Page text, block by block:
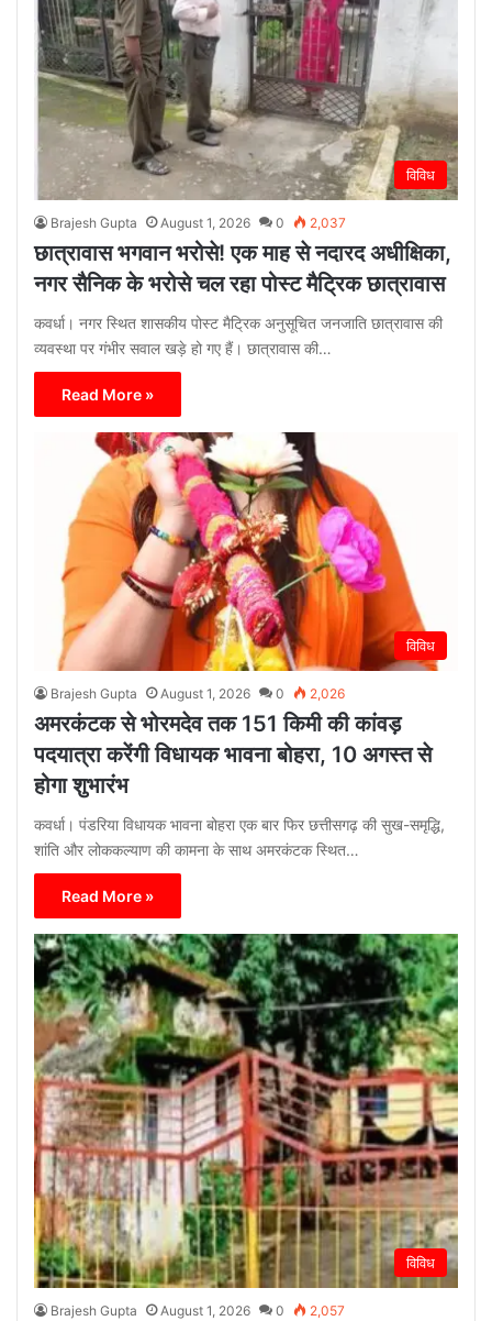
विविध
Brajesh Gupta August 1, 2026 0 2,037
छात्रावास भगवान भरोसे! एक माह से नदारद अधीक्षिका,
नगर सैनिक के भरोसे चल रहा पोस्ट मैट्रिक छात्रावास
कवर्धा। नगर स्थित शासकीय पोस्ट मैट्रिक अनुसूचित जनजाति छात्रावास की
व्यवस्था पर गंभीर सवाल खड़े हो गए हैं। छात्रावास की…
Read More »
विविध
Brajesh Gupta August 1, 2026 0 2,026
अमरकंटक से भोरमदेव तक 151 किमी की कांवड़
पदयात्रा करेंगी विधायक भावना बोहरा, 10 अगस्त से
होगा शुभारंभ
कवर्धा। पंडरिया विधायक भावना बोहरा एक बार फिर छत्तीसगढ़ की सुख-समृद्धि,
शांति और लोककल्याण की कामना के साथ अमरकंटक स्थित…
Read More »
विविध
Brajesh Gupta August 1, 2026 0 2,057